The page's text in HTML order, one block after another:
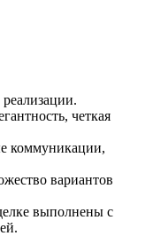
четкая
коммуникации,
вариантов
выполнены с